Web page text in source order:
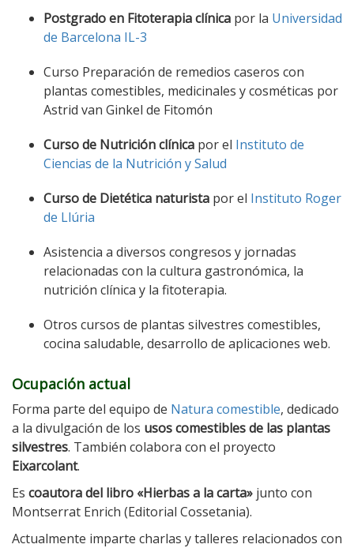
Postgrado en Fitoterapia clínica por la Universidad
de Barcelona IL-3
Curso Preparación de remedios caseros con
plantas comestibles, medicinales y cosméticas por
Astrid van Ginkel de Fitomón
Curso de Nutrición clínica por el Instituto de
Ciencias de la Nutrición y Salud
Curso de Dietética naturista por el Instituto Roger
de Llúria
Asistencia a diversos congresos y jornadas
relacionadas con la cultura gastronómica, la
nutrición clínica y la fitoterapia.
Otros cursos de plantas silvestres comestibles,
cocina saludable, desarrollo de aplicaciones web.
Ocupación actual
Forma parte del equipo de Natura comestible, dedicado
a la divulgación de los usos comestibles de las plantas
silvestres. También colabora con el proyecto
Eixarcolant.
Es coautora del libro «Hierbas a la carta» junto con
Montserrat Enrich (Editorial Cossetania).
Actualmente imparte charlas y talleres relacionados con